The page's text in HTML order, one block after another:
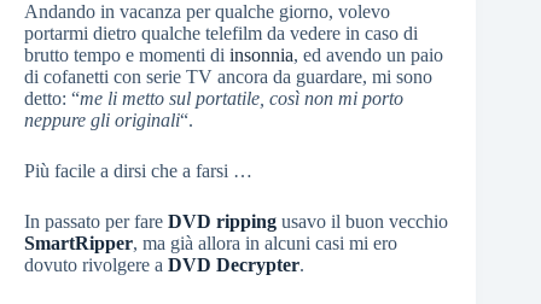
Andando in vacanza per qualche giorno, volevo
portarmi dietro qualche telefilm da vedere in caso di
brutto tempo e momenti di insonnia, ed avendo un paio
di cofanetti con serie TV ancora da guardare, mi sono
detto: “me li metto sul portatile, così non mi porto
neppure gli originali“.
Più facile a dirsi che a farsi …
In passato per fare DVD ripping usavo il buon vecchio
SmartRipper, ma già allora in alcuni casi mi ero
dovuto rivolgere a DVD Decrypter.